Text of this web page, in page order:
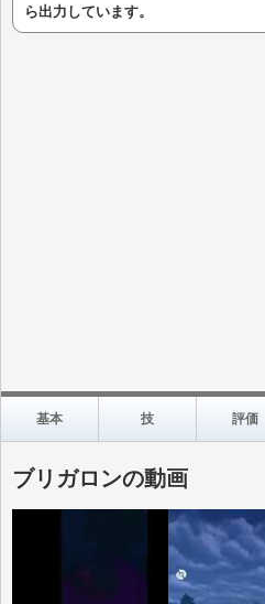
ら出力しています。
基本 技 評価
ブリガロンの動画